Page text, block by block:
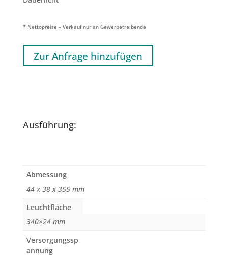
* Nettopreise – Verkauf nur an Gewerbetreibende
Zur Anfrage hinzufügen
Ausführung:
Abmessung
44 x 38 x 355 mm
Leuchtfläche
340×24 mm
Versorgungssp
annung